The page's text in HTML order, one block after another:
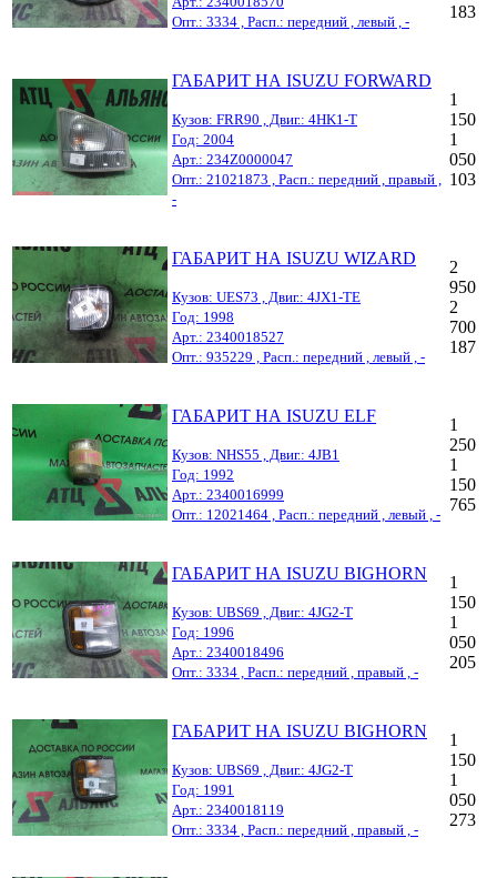
Опт.: 3334 , Расп.: передний , левый , -
183
ГАБАРИТ НА ISUZU FORWARD
Кузов: FRR90 , Двиг.: 4HK1-T
Год: 2004
Арт.: 234Z0000047
Опт.: 21021873 , Расп.: передний , правый ,
-
1
150
1
050
103
ГАБАРИТ НА ISUZU WIZARD
Кузов: UES73 , Двиг.: 4JX1-TE
Год: 1998
Арт.: 2340018527
Опт.: 935229 , Расп.: передний , левый , -
2
950
2
700
187
ГАБАРИТ НА ISUZU ELF
Кузов: NHS55 , Двиг.: 4JB1
Год: 1992
Арт.: 2340016999
Опт.: 12021464 , Расп.: передний , левый , -
1
250
1
150
765
ГАБАРИТ НА ISUZU BIGHORN
Кузов: UBS69 , Двиг.: 4JG2-T
Год: 1996
Арт.: 2340018496
Опт.: 3334 , Расп.: передний , правый , -
1
150
1
050
205
ГАБАРИТ НА ISUZU BIGHORN
Кузов: UBS69 , Двиг.: 4JG2-T
Год: 1991
Арт.: 2340018119
Опт.: 3334 , Расп.: передний , правый , -
1
150
1
050
273